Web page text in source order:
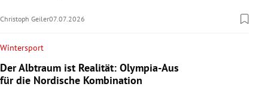
Christoph Geiler07.07.2026
Wintersport
Der Albtraum ist Realität: Olympia-Aus
für die Nordische Kombination